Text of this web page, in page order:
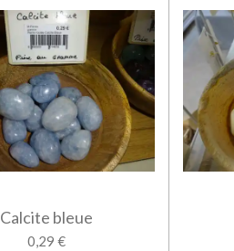
Calcite bleue
0,29 €